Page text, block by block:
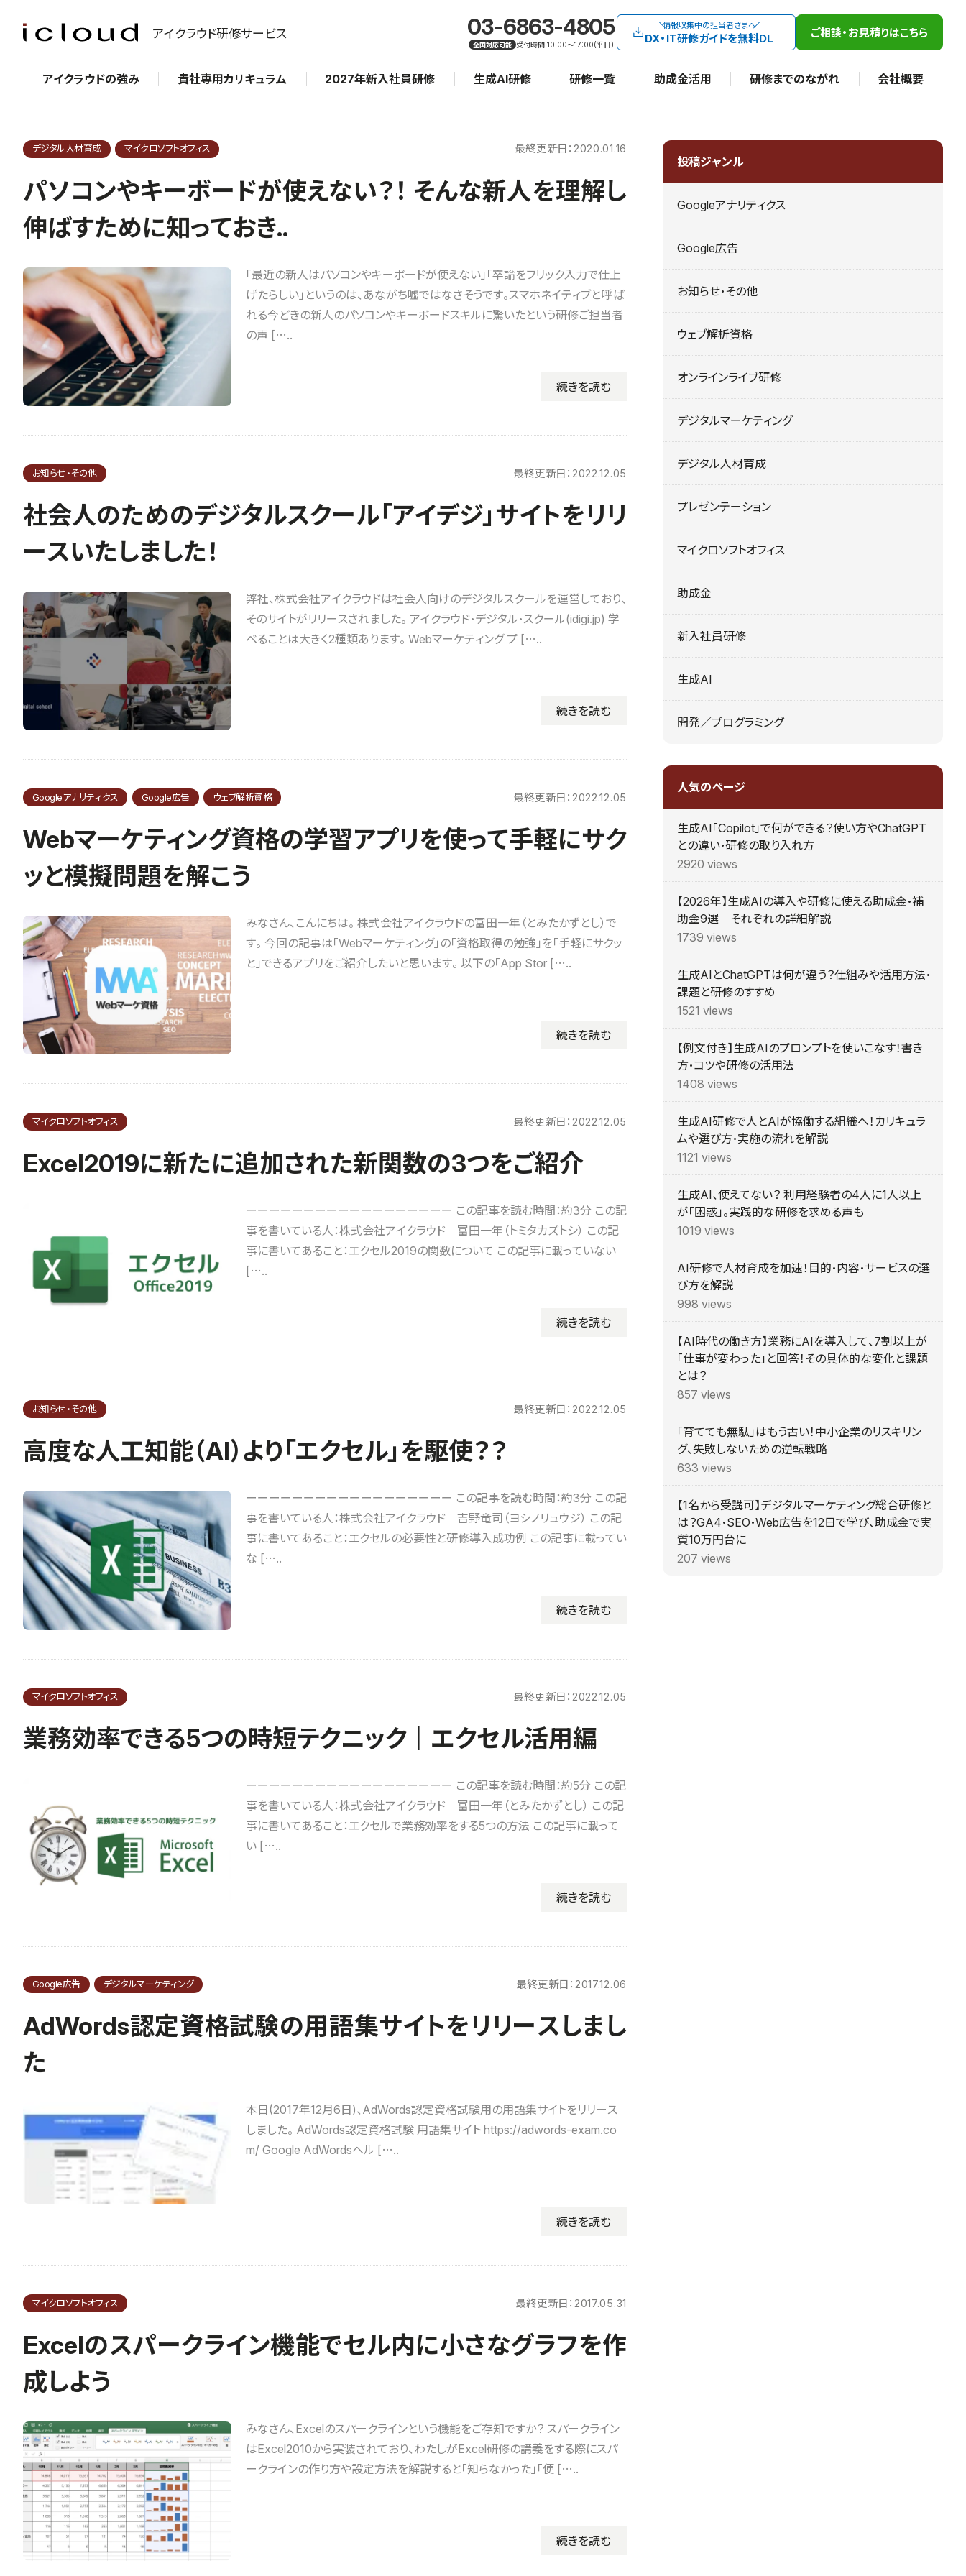
アイクラウド研修サービス 03-6863-4805
全国対応可能 受付時間 10:00〜17:00(平日)
情報収集中の担当者さまへ
DX・IT研修ガイドを無料DL ご相談・お見積りはこちら
アイクラウドの強み 貴社専用カリキュラム 2027年新入社員研修 生成AI研修 研修一覧 助成金活用 研修までのながれ 会社概要
デジタル人材育成 マイクロソフトオフィス 最終更新日： 2020.01.16
パソコンやキーボードが使えない？！ そんな新人を理解し
伸ばすために知っておき..
「最近の新人はパソコンやキーボードが使えない」「卒論をフリック入力で仕上
げたらしい」というのは、あながち嘘ではなさそうです。スマホネイティブと呼ば
れる今どきの新人のパソコンやキーボードスキルに驚いたという研修ご担当者
の声 […..
続きを読む
お知らせ・その他 最終更新日： 2022.12.05
社会人のためのデジタルスクール「アイデジ」サイトをリリ
ースいたしました！
弊社、株式会社アイクラウドは社会人向けのデジタルスクールを運営しており、
そのサイトがリリースされました。 アイクラウド・デジタル・スクール(idigi.jp) 学
べることは大きく2種類あります。 Webマーケティング プ […..
続きを読む
Googleアナリティクス Google広告 ウェブ解析資格 最終更新日： 2022.12.05
Webマーケティング資格の学習アプリを使って手軽にサク
ッと模擬問題を解こう
みなさん、こんにちは。 株式会社アイクラウドの富田一年（とみたかずとし）で
す。 今回の記事は「Webマーケティング」の「資格取得の勉強」を「手軽にサクッ
と」できるアプリをご紹介したいと思います。 以下の「App Stor […..
続きを読む
マイクロソフトオフィス 最終更新日： 2022.12.05
Excel2019に新たに追加された新関数の3つをご紹介
ーーーーーーーーーーーーーーーーーー この記事を読む時間：約3分 この記
事を書いている人：株式会社アイクラウド 富田一年（トミタカズトシ） この記
事に書いてあること：エクセル2019の関数について この記事に載っていない
[…..
続きを読む
お知らせ・その他 最終更新日： 2022.12.05
高度な人工知能（AI）より「エクセル」を駆使？？
ーーーーーーーーーーーーーーーーーー この記事を読む時間：約3分 この記
事を書いている人：株式会社アイクラウド 吉野竜司（ヨシノリュウジ） この記
事に書いてあること：エクセルの必要性と研修導入成功例 この記事に載ってい
な […..
続きを読む
マイクロソフトオフィス 最終更新日： 2022.12.05
業務効率できる5つの時短テクニック｜エクセル活用編
ーーーーーーーーーーーーーーーーーー この記事を読む時間：約5分 この記
事を書いている人：株式会社アイクラウド 富田一年（とみたかずとし） この記
事に書いてあること：エクセルで業務効率をする5つの方法 この記事に載って
い […..
続きを読む
Google広告 デジタルマーケティング 最終更新日： 2017.12.06
AdWords認定資格試験の用語集サイトをリリースしまし
た
本日(2017年12月6日)、AdWords認定資格試験用の用語集サイトをリリース
しました。 AdWords認定資格試験 用語集サイト https://adwords-exam.co
m/ Google AdWordsヘル […..
続きを読む
マイクロソフトオフィス 最終更新日： 2017.05.31
Excelのスパークライン機能でセル内に小さなグラフを作
成しよう
みなさん、Excelのスパークラインという機能をご存知ですか？ スパークライン
はExcel2010から実装されており、わたしがExcel研修の講義をする際にスパ
ークラインの作り方や設定方法を解説すると「知らなかった」「便 […..
続きを読む
投稿ジャンル
Googleアナリティクス
Google広告
お知らせ・その他
ウェブ解析資格
オンラインライブ研修
デジタルマーケティング
デジタル人材育成
プレゼンテーション
マイクロソフトオフィス
助成金
新入社員研修
生成AI
開発／プログラミング
人気のページ
生成AI「Copilot」で何ができる？使い方やChatGPT
との違い・研修の取り入れ方
2920 views
【2026年】生成AIの導入や研修に使える助成金・補
助金9選｜それぞれの詳細解説
1739 views
生成AIとChatGPTは何が違う？仕組みや活用方法・
課題と研修のすすめ
1521 views
【例文付き】生成AIのプロンプトを使いこなす！書き
方・コツや研修の活用法
1408 views
生成AI研修で人とAIが協働する組織へ！カリキュラ
ムや選び方・実施の流れを解説
1121 views
生成AI、使えてない？ 利用経験者の4人に1人以上
が「困惑」。実践的な研修を求める声も
1019 views
AI研修で人材育成を加速！目的・内容・サービスの選
び方を解説
998 views
【AI時代の働き方】業務にAIを導入して、7割以上が
「仕事が変わった」と回答！その具体的な変化と課題
とは？
857 views
「育てても無駄」はもう古い！中小企業のリスキリン
グ、失敗しないための逆転戦略
633 views
【1名から受講可】デジタルマーケティング総合研修と
は？GA4・SEO・Web広告を12日で学び、助成金で実
質10万円台に
207 views